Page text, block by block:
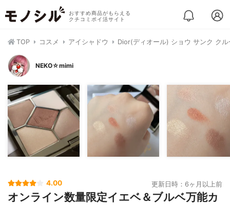
おすすめ商品がもらえる
クチコミポイ活サイト
TOP コスメ アイシャドウ Dior(ディオール) ショウ サンク クル
NEKO☆mimi
4.00 更新日時：6ヶ月以上前
オンライン数量限定イエベ＆ブルベ万能カ